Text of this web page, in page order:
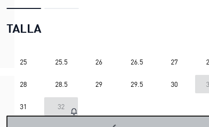
TALLA
25 25.5 26 26.5 27
28 28.5 29 29.5 30
31 32